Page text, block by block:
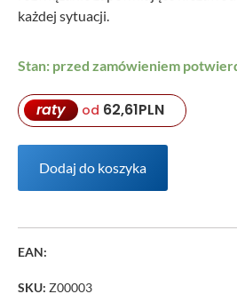
każdej sytuacji.
Stan: przed zamówieniem
raty od 62,61PLN
Dodaj do koszyka
EAN:
SKU: Z00003